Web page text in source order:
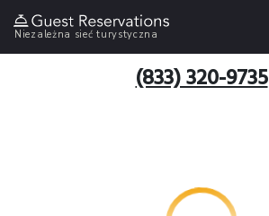
Niezależna sieć turystyczna
(833) 320-9735